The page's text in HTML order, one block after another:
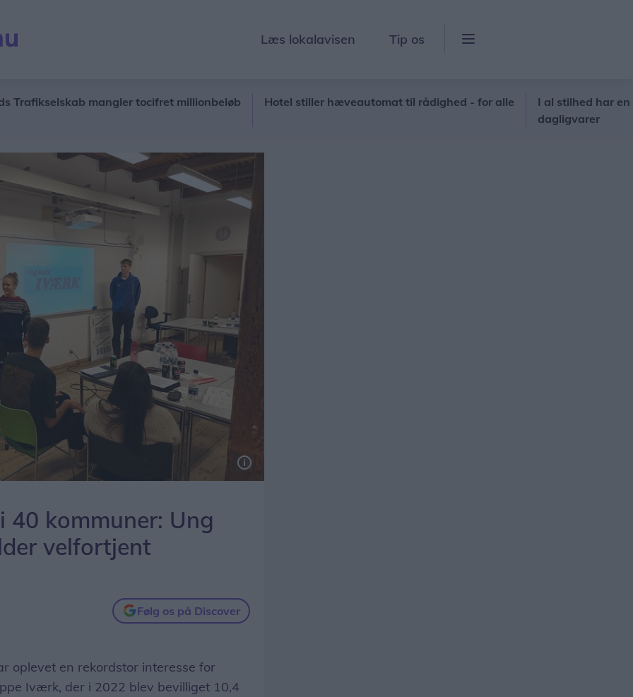
Læs lokalavisen Tip os
mangler tocifret millionbeløb Hotel stiller hæveautomat til rådighed - for alle
I al stilhed har en ny
dagligvarer
40 kommuner: Ung
velfortjent
Følg os på Discover
oplevet en rekordstor interesse for
Iværk, der i 2022 blev bevilliget 10,4